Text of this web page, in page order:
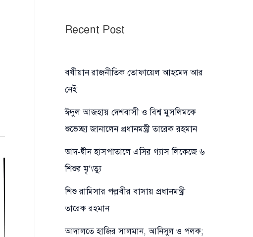
Recent Post
বর্ষীয়ান রাজনীতিক তোফায়েল আহমেদ আর
নেই
ঈদুল আজহায় দেশবাসী ও বিশ্ব মুসলিমকে
শুভেচ্ছা জানালেন প্রধানমন্ত্রী তারেক রহমান
আদ-দ্বীন হাসপাতালে এসির গ্যাস লিকেজে ৬
শিশুর মৃ’\ত্যু
শিশু রামিসার পল্লবীর বাসায় প্রধানমন্ত্রী
তারেক রহমান
আদালতে হাজির সালমান, আনিসুল ও পলক;